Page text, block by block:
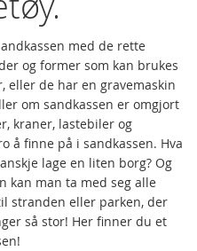
med de rette
og former som kan brukes
eller de har en gravemaskin
om sandkassen er omgjort
kraner, lastebiler og
å finne på i sandkassen. Hva
lage en liten borg? Og
kan man ta med seg alle
stranden eller parken, der
så stor! Her finner du et